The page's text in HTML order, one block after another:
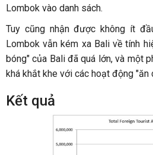
Lombok vào danh sách.
Tuy cũng nhận được không ít
Lombok vẫn kém xa Bali về tính
bóng" của Bali đã quá lớn, và một
khá khắt khe với các hoạt động "ăn
Kết quả